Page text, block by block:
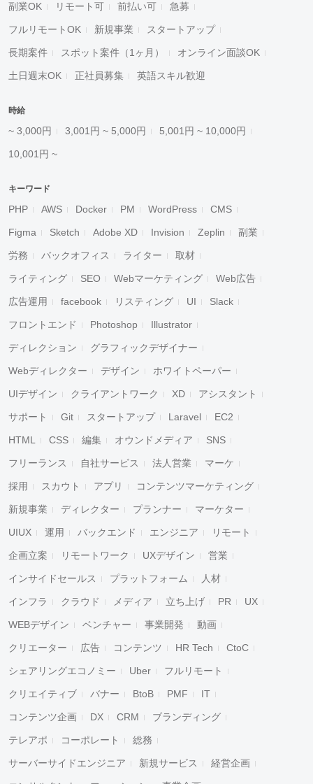
副業OK リモート可 前払い可 急募
フルリモートOK 新規事業 スタートアップ
長期案件 スポット案件（1ヶ月） オンライン面談OK
土日週末OK 正社員募集 英語スキル歓迎
時給
~ 3,000円 3,001円 ~ 5,000円 5,001円 ~ 10,000円
10,001円 ~
キーワード
PHP AWS Docker PM WordPress CMS
Figma Sketch Adobe XD Invision Zeplin 副業
労務 バックオフィス ライター 取材
ライティング SEO Webマーケティング Web広告
広告運用 facebook リスティング UI Slack
フロントエンド Photoshop Illustrator
ディレクション グラフィックデザイナー
Webディレクター デザイン ホワイトペーパー
UIデザイン クライアントワーク XD アシスタント
サポート Git スタートアップ Laravel EC2
HTML CSS 編集 オウンドメディア SNS
フリーランス 自社サービス 法人営業 マーケ
採用 スカウト アプリ コンテンツマーケティング
新規事業 ディレクター プランナー マーケター
UIUX 運用 バックエンド エンジニア リモート
企画立案 リモートワーク UXデザイン 営業
インサイドセールス プラットフォーム 人材
インフラ クラウド メディア 立ち上げ PR UX
WEBデザイン ベンチャー 事業開発 動画
クリエーター 広告 コンテンツ HR Tech CtoC
シェアリングエコノミー Uber フルリモート
クリエイティブ バナー BtoB PMF IT
コンテンツ企画 DX CRM ブランディング
テレアポ コーポレート 総務
サーバーサイドエンジニア 新規サービス 経営企画